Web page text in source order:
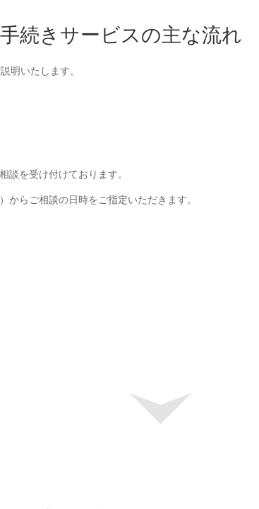
続きサービスの主な流れ
明いたします。
談を受け付けております。
からご相談の日時をご指定いただきます。